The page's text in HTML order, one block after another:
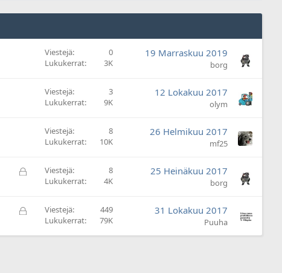
Viestejä
0
Lukukerrat
3K
19 Marraskuu 2019
borg
Viestejä
3
Lukukerrat
9K
12 Lokakuu 2017
olym
Viestejä
8
Lukukerrat
10K
26 Helmikuu 2017
mf25
L
i
t
Viestejä
8
Lukukerrat
4K
25 Heinäkuu 2017
borg
L
k
Viestejä
449
Lukukerrat
79K
31 Lokakuu 2017
Puuha